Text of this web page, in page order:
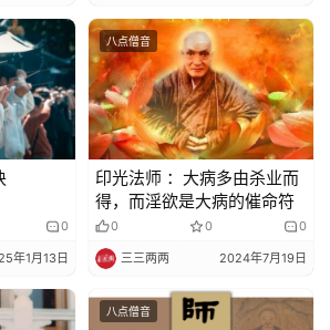
0
年1月13日
八点僧音
印光法师 ：大病多由杀业而
得，而淫欲是大病的催命符
0 0 0
三三两两 2024年7月19日
八点僧音